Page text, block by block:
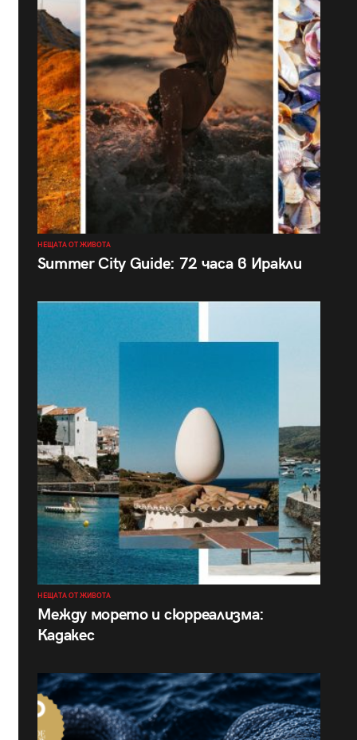
НЕЩАТА ОТ ЖИВОТА
Summer City Guide: 72 часа в Иракли
НЕЩАТА ОТ ЖИВОТА
Между морето и сюрреализма:
Кадакес